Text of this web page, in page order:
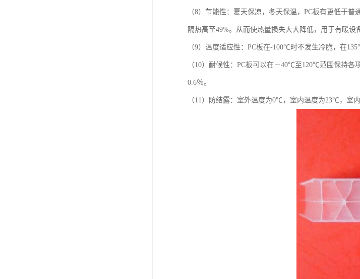
（8）节能性：夏天保凉，冬天保温，PC板有更低于
隔热高至49%。从而使热量损失大大降低，用于有暖设
（9）温度适应性：PC板在-100℃时不发生冷脆，在
（10）耐候性：PC板可以在－40℃至120℃范围保持各
0.6％。
（11）防结露：室外温度为0℃，室内温度为23℃，室